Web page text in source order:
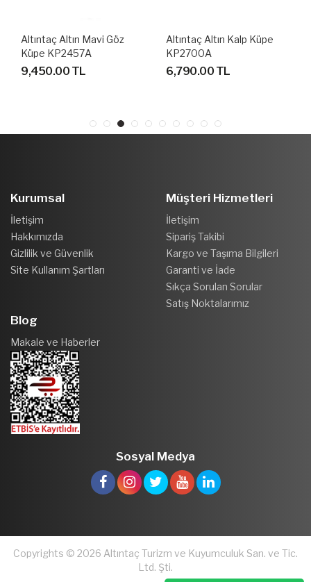
Altıntaç Altın Mavi Göz
Küpe KP2457A
9,450.00 TL
Altıntaç Altın Kalp Küpe
KP2700A
6,790.00 TL
Kurumsal
İletişim
Hakkımızda
Gizlilik ve Güvenlik
Site Kullanım Şartları
Müşteri Hizmetleri
İletişim
Sipariş Takibi
Kargo ve Taşıma Bilgileri
Garanti ve İade
Sıkça Sorulan Sorular
Satış Noktalarımız
Blog
Makale ve Haberler
Sosyal Medya
Copyrights © 2026 Altıntaç Turizm ve Kuyumculuk San. ve Tic.
Ltd. Şti.